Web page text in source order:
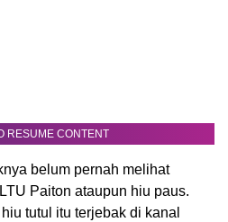
RESUME CONTENT
belum pernah melihat
Paiton ataupun hiu paus.
tutul itu terjebak di kanal